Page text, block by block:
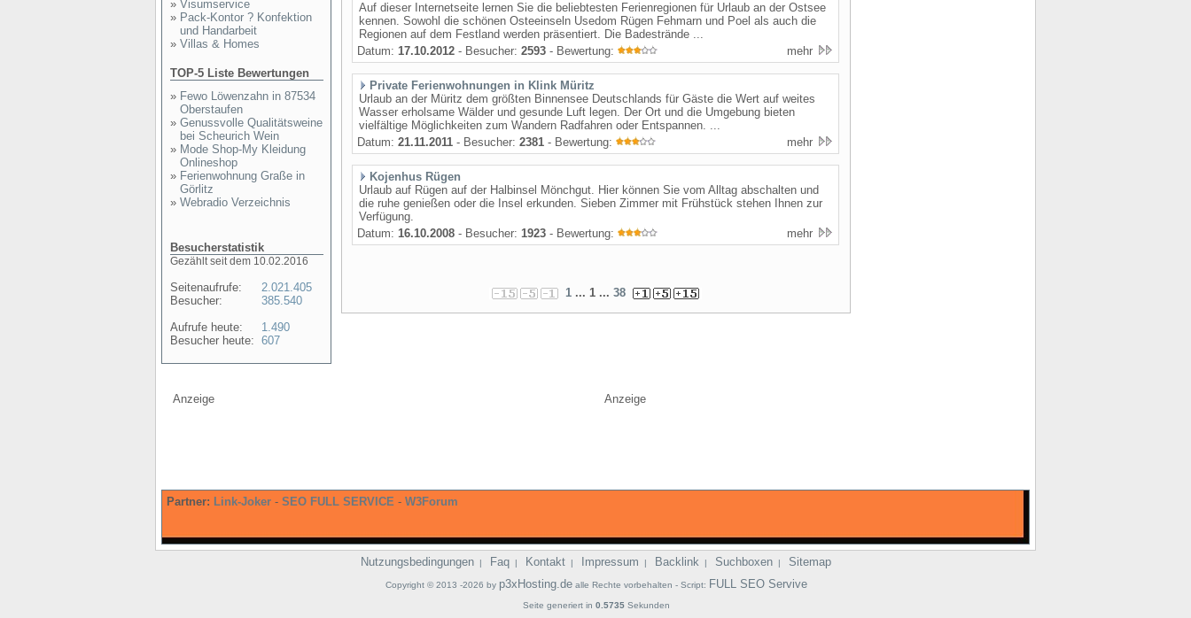
» Visumservice
» Pack-Kontor ? Konfektion
und Handarbeit
» Villas & Homes
TOP-5 Liste Bewertungen
» Fewo Löwenzahn in 87534
Oberstaufen
» Genussvolle Qualitätsweine
bei Scheurich Wein
» Mode Shop-My Kleidung
Onlineshop
» Ferienwohnung Graße in
Görlitz
» Webradio Verzeichnis
Besucherstatistik
Gezählt seit dem 10.02.2016
Seitenaufrufe:
Besucher:
Aufrufe heute:
Besucher heute:
2.021.405
385.540
1.490
607
Auf dieser Internetseite lernen Sie die beliebtesten Ferienregionen für Urlaub an der Ostsee
kennen. Sowohl die schönen Osteeinseln Usedom Rügen Fehmarn und Poel als auch die
Regionen auf dem Festland werden präsentiert. Die Badestrände ...
Datum: 17.10.2012 - Besucher: 2593 - Bewertung: mehr
Private Ferienwohnungen in Klink Müritz
Urlaub an der Müritz dem größten Binnensee Deutschlands für Gäste die Wert auf weites
Wasser erholsame Wälder und gesunde Luft legen. Der Ort und die Umgebung bieten
vielfältige Möglichkeiten zum Wandern Radfahren oder Entspannen. ...
Datum: 21.11.2011 - Besucher: 2381 - Bewertung: mehr
Kojenhus Rügen
Urlaub auf Rügen auf der Halbinsel Mönchgut. Hier können Sie vom Alltag abschalten und
die ruhe genießen oder die Insel erkunden. Sieben Zimmer mit Frühstück stehen Ihnen zur
Verfügung.
Datum: 16.10.2008 - Besucher: 1923 - Bewertung: mehr
1 ... 1 ... 38
Anzeige Anzeige
Partner: Link-Joker - SEO FULL SERVICE - W3Forum
Nutzungsbedingungen | Faq | Kontakt | Impressum | Backlink | Suchboxen | Sitemap
Copyright © 2013 -2026 by p3xHosting.dealle Rechte vorbehalten - Script: FULL SEO Servive
Seite generiert in 0.5735Sekunden